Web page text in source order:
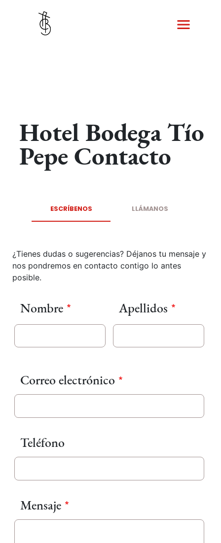
Hotel Bodega Tío
Pepe Contacto
ESCRÍBENOS LLÁMANOS
¿Tienes dudas o sugerencias? Déjanos tu mensaje y
nos pondremos en contacto contigo lo antes
posible.
Nombre Apellidos
Correo electrónico
Teléfono
Mensaje